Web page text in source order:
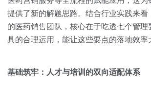
提供了新的解题思路。结合行业实践来看
的医药销售团队，核心在于吃透七个管理
具的合理运用，能让这些要点的落地效率
基础筑牢：人才与培训的双向适配体系